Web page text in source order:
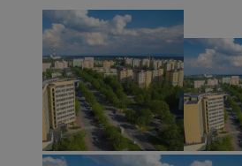
CookieScriptConsent